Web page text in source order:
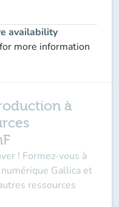
availability
more information
à
! Formez-vous à
Gallica et
ressources